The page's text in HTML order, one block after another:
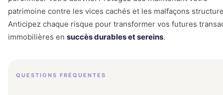
patrimoine contre les vices cachés et les malfaçons
Anticipez chaque risque pour transformer vos futures
immobilières en succès durables et sereins.
QUESTIONS FRÉQUENTES